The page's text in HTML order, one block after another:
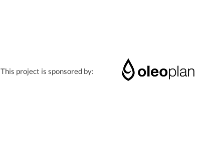
This project is sponsored by: